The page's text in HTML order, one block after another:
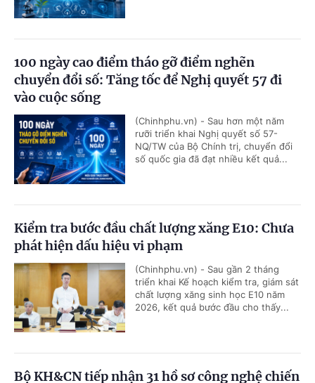
100 ngày cao điểm tháo gỡ điểm nghẽn
chuyển đổi số: Tăng tốc để Nghị quyết 57 đi
vào cuộc sống
(Chinhphu.vn) - Sau hơn một năm
rưỡi triển khai Nghị quyết số 57-
NQ/TW của Bộ Chính trị, chuyển đổi
số quốc gia đã đạt nhiều kết quả...
Kiểm tra bước đầu chất lượng xăng E10: Chưa
phát hiện dấu hiệu vi phạm
(Chinhphu.vn) - Sau gần 2 tháng
triển khai Kế hoạch kiểm tra, giám sát
chất lượng xăng sinh học E10 năm
2026, kết quả bước đầu cho thấy...
Bộ KH&CN tiếp nhận 31 hồ sơ công nghệ chiến